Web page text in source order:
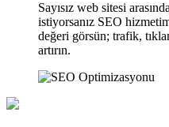
Sayısız web sitesi
istiyorsanız SEO
değeri görsün; trafik,
artırın.